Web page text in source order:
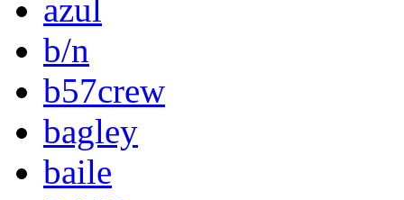
azul
b/n
b57crew
bagley
baile